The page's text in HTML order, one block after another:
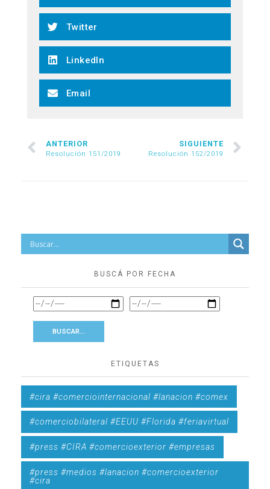
Twitter
LinkedIn
Email
ANTERIOR
Resolución 151/2019
SIGUIENTE
Resolución 152/2019
BUSCÁ POR FECHA
ETIQUETAS
#cira #comerciointernacional #lanacion #comex
#comerciobilateral #EEUU #Florida #feriavirtual
#press #CIRA #comercioexterior #empresas
#press #medios #lanacion #comercioexterior
#cira